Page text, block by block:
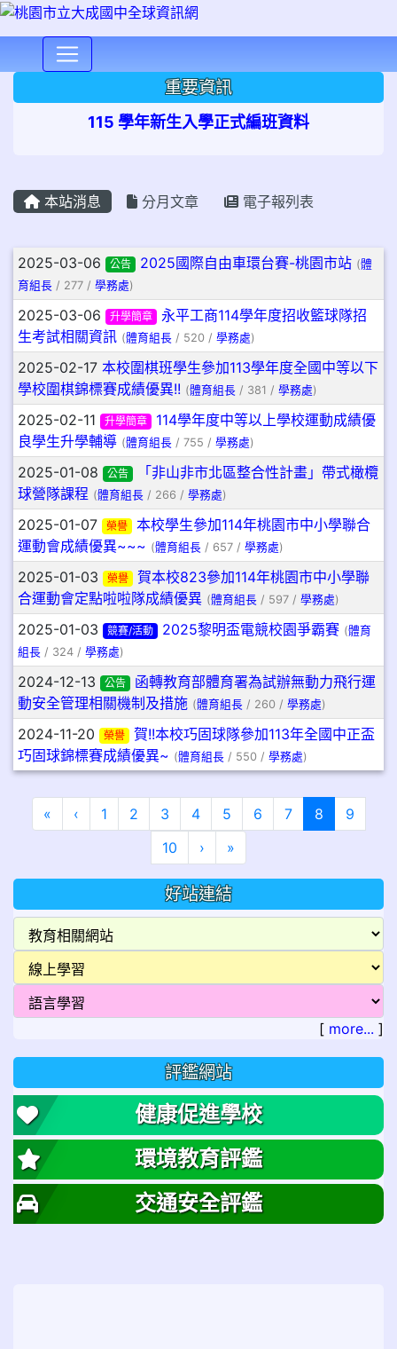
重要資訊
115 學年新生入學正式編班資料
本站消息 分月文章 電子報列表
文章列表
2025-03-06 公告 2025國際自由車環台賽-桃園市站 (體
育組長 / 277 / 學務處)
2025-03-06 升學簡章
永平工商114學年度招收籃球隊招
生考試相關資訊 (體育組長 / 520 / 學務處)
2025-02-17 本校圍棋班學生參加113學年度全國中等以下
學校圍棋錦標賽成績優異!! (體育組長 / 381 / 學務處)
2025-02-11 升學簡章
114學年度中等以上學校運動成績優
良學生升學輔導 (體育組長 / 755 / 學務處)
2025-01-08 公告
「非山非市北區整合性計畫」帶式橄欖
球營隊課程 (體育組長 / 266 / 學務處)
2025-01-07 榮譽
本校學生參加114年桃園市中小學聯合
運動會成績優異~~~ (體育組長 / 657 / 學務處)
2025-01-03 榮譽
賀本校823參加114年桃園市中小學聯
合運動會定點啦啦隊成績優異 (體育組長 / 597 / 學務處)
2025-01-03 競賽/活動 2025黎明盃電競校園爭霸賽 (體育
組長 / 324 / 學務處)
2024-12-13 公告
函轉教育部體育署為試辦無動力飛行運
動安全管理相關機制及措施 (體育組長 / 260 / 學務處)
2024-11-20 榮譽
賀!!本校巧固球隊參加113年全國中正盃
巧固球錦標賽成績優異~ (體育組長 / 550 / 學務處)
« 第一頁
‹上一頁
1 2 3 4 5 6 7 8(目前頁次)
9
10
›下一頁
»最後頁
好站連結
[ more... ]
評鑑網站
健康促進學校
環境教育評鑑
交通安全評鑑